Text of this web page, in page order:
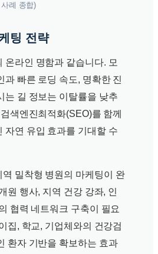
례 종합)
팅 전략
온라인 명함과 같습니다. 모
과 빠른 로딩 속도, 명확한 진
는 길 정보는 이탈률을 낮추
색엔진최적화(SEO)를 함께
자연 유입 효과를 기대할 수
밀착형 병원의 마케팅이 완
원 행사, 지역 건강 강좌, 인
협력 네트워크 구축이 필요
집, 학교, 기업체와의 건강검
환자 기반을 확보하는 효과